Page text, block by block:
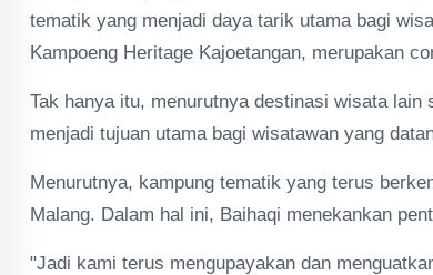
tematik yang menjadi daya tarik utama bagi
Kampoeng Heritage Kajoetangan, merupakan
Tak hanya itu, menurutnya destinasi wisata
menjadi tujuan utama bagi wisatawan yang
Menurutnya, kampung tematik yang terus
Malang. Dalam hal ini, Baihaqi menekankan
"Jadi kami terus mengupayakan dan